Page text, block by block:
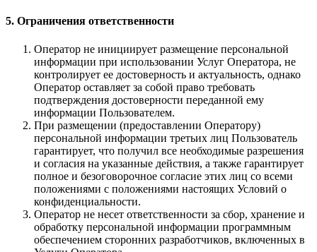
5. Ограничения ответственности
Оператор не инициирует размещение персональной
информации при использовании Услуг Оператора, не
контролирует ее достоверность и актуальность, однако
Оператор оставляет за собой право требовать
подтверждения достоверности переданной ему
информации Пользователем.
При размещении (предоставлении Оператору)
персональной информации третьих лиц Пользователь
гарантирует, что получил все необходимые разрешения
и согласия на указанные действия, а также гарантирует
полное и безоговорочное согласие этих лиц со всеми
положениями с положениями настоящих Условий о
конфиденциальности.
Оператор не несет ответственности за сбор, хранение и
обработку персональной информации программным
обеспечением сторонних разработчиков, включенных в